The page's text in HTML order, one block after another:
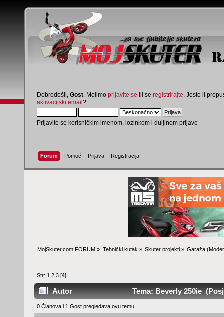
Dobrodošli, Gost . Molimo prijavite se ili se registrirajte . Jeste li
aktivacijski email?
Prijavite se korisničkim imenom, lozinkom i duljinom prijave
Forum Pomoć Prijava Registracija
MojSkuter.com FORUM » Tehnički kutak » Skuter projekti» Garaža
Str: 1 2 3 [4]
Autor Tema: Beverly 250ie
0 Članova i 1 Gost pregledava ovu temu.